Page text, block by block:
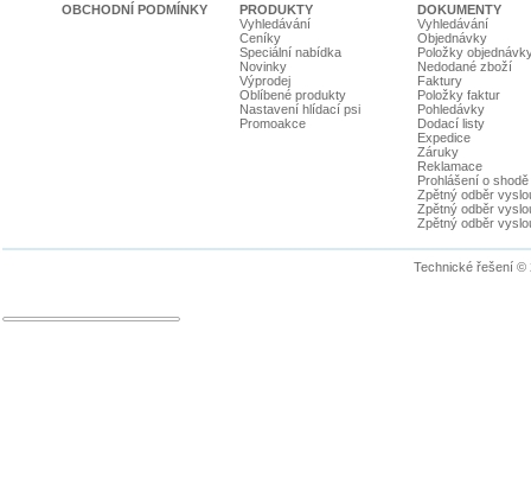
OBCHODNÍ PODMÍNKY
PRODUKTY
Vyhledávání
Ceníky
Speciální nabídka
Novinky
Výprodej
Oblíbené produkty
Nastavení hlídací psi
Promoakce
DOKUMENTY
Vyhledávání
Objednávky
Položky
Nedodané zboží
Faktury
Položky faktur
Pohledávky
Dodací listy
Expedice
Záruky
Reklamace
Prohlášení o shodě
Zpětný odběr
Zpětný odběr
Zpětný odběr
Technické řešení ©